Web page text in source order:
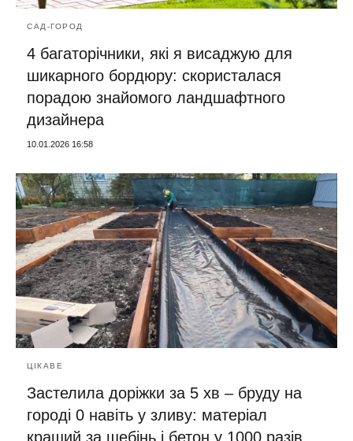
САД-ГОРОД
4 багаторічники, які я висаджую для
шикарного бордюру: скористалася
порадою знайомого ландшафтного
дизайнера
10.01.2026 16:58
ЦІКАВЕ
Застелила доріжки за 5 хв – бруду на
городі 0 навіть у зливу: матеріал
кращий за щебінь і бетон у 1000 разів